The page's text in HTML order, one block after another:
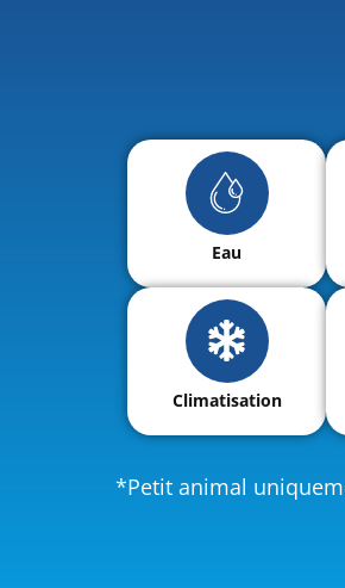
Eau
Climatisation
*Petit animal